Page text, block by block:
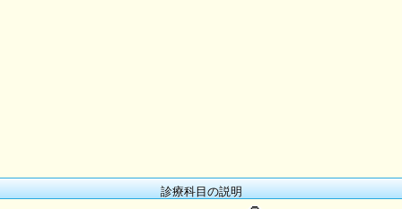
診療科目の説明